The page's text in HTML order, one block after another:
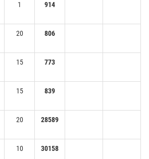
1 914
20 806
15 773
15 839
20 28589
10 30158